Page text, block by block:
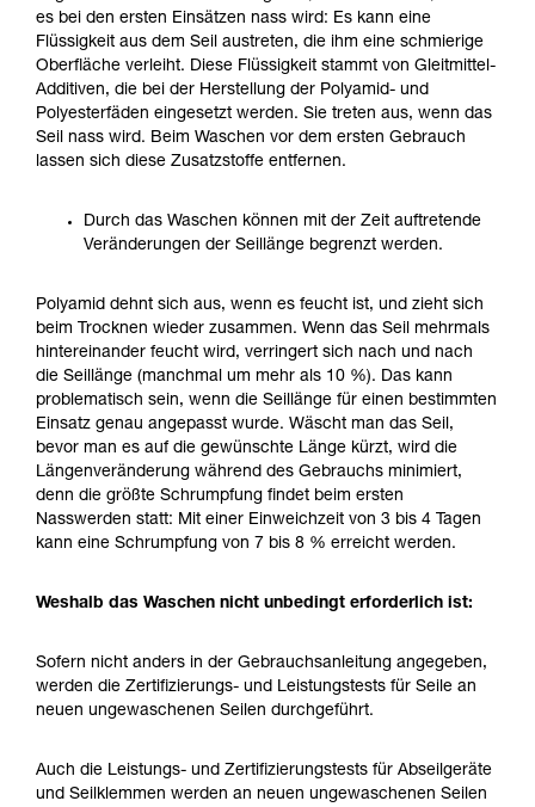
es bei den ersten Einsätzen nass wird: Es kann eine
Flüssigkeit aus dem Seil austreten, die ihm eine schmierige
Oberfläche verleiht. Diese Flüssigkeit stammt von Gleitmittel-
Additiven, die bei der Herstellung der Polyamid- und
Polyesterfäden eingesetzt werden. Sie treten aus, wenn das
Seil nass wird. Beim Waschen vor dem ersten Gebrauch
lassen sich diese Zusatzstoffe entfernen.
Durch das Waschen können mit der Zeit auftretende
Veränderungen der Seillänge begrenzt werden.
Polyamid dehnt sich aus, wenn es feucht ist, und zieht sich
beim Trocknen wieder zusammen. Wenn das Seil mehrmals
hintereinander feucht wird, verringert sich nach und nach
die Seillänge (manchmal um mehr als 10 %). Das kann
problematisch sein, wenn die Seillänge für einen bestimmten
Einsatz genau angepasst wurde. Wäscht man das Seil,
bevor man es auf die gewünschte Länge kürzt, wird die
Längenveränderung während des Gebrauchs minimiert,
denn die größte Schrumpfung findet beim ersten
Nasswerden statt: Mit einer Einweichzeit von 3 bis 4 Tagen
kann eine Schrumpfung von 7 bis 8 % erreicht werden.
Weshalb das Waschen nicht unbedingt erforderlich ist:
Sofern nicht anders in der Gebrauchsanleitung angegeben,
werden die Zertifizierungs- und Leistungstests für Seile an
neuen ungewaschenen Seilen durchgeführt.
Auch die Leistungs- und Zertifizierungstests für Abseilgeräte
und Seilklemmen werden an neuen ungewaschenen Seilen